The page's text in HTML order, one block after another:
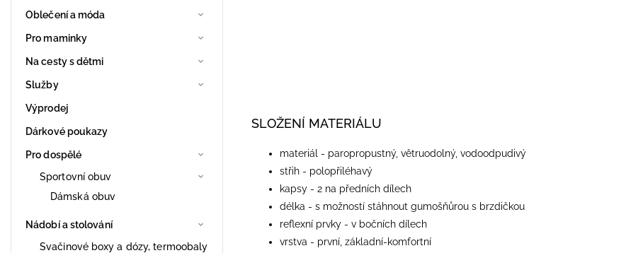
Oblečení a móda
Pro maminky
Na cesty s dětmi
Služby
Výprodej
Dárkové poukazy
Pro dospělé
Sportovní obuv
Dámská obuv
Nádobí a stolování
Svačinové boxy a dózy, termoobaly
SLOŽENÍ MATERIÁLU
materiál - paropropustný, větruodolný, vodoodpudivý
střih - polopřiléhavý
kapsy - 2 na předních dílech
délka - s možností stáhnout gumošňůrou s brzdičkou
reflexní prvky - v bočních dílech
vrstva - první, základní-komfortní